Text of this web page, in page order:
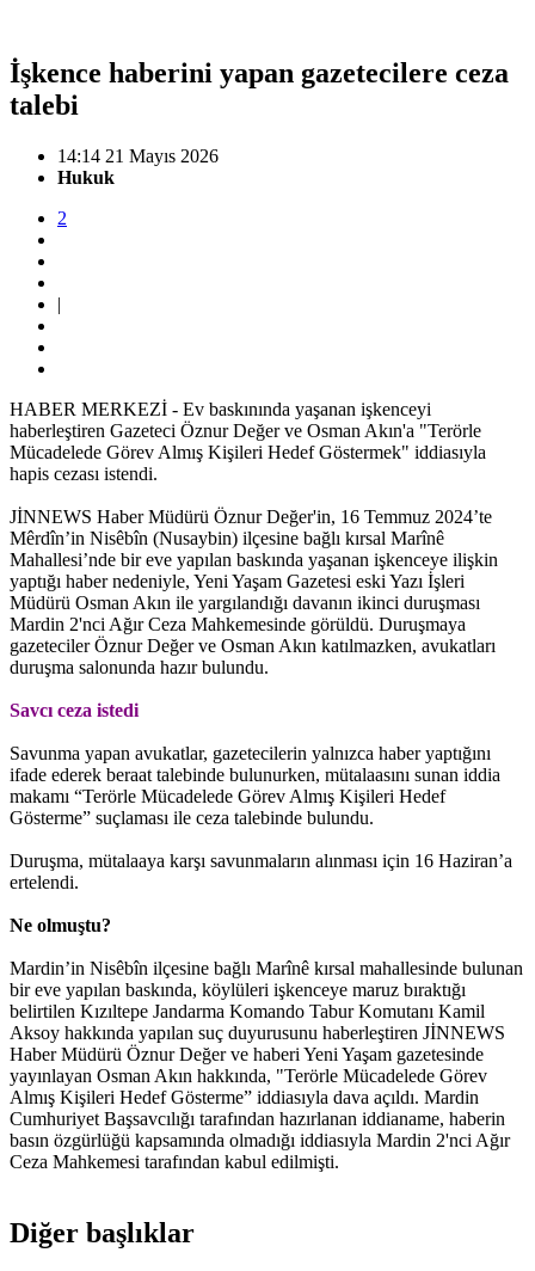
İşkence haberini yapan gazetecilere ceza
talebi
14:14 21 Mayıs 2026
Hukuk
2
|
HABER MERKEZİ - Ev baskınında yaşanan işkenceyi
haberleştiren Gazeteci Öznur Değer ve Osman Akın'a "Terörle
Mücadelede Görev Almış Kişileri Hedef Göstermek" iddiasıyla
hapis cezası istendi.
JİNNEWS Haber Müdürü Öznur Değer'in, 16 Temmuz 2024’te
Mêrdîn’in Nisêbîn (Nusaybin) ilçesine bağlı kırsal Marînê
Mahallesi’nde bir eve yapılan baskında yaşanan işkenceye ilişkin
yaptığı haber nedeniyle, Yeni Yaşam Gazetesi eski Yazı İşleri
Müdürü Osman Akın ile yargılandığı davanın ikinci duruşması
Mardin 2'nci Ağır Ceza Mahkemesinde görüldü. Duruşmaya
gazeteciler Öznur Değer ve Osman Akın katılmazken, avukatları
duruşma salonunda hazır bulundu.
Savcı ceza istedi
Savunma yapan avukatlar, gazetecilerin yalnızca haber yaptığını
ifade ederek beraat talebinde bulunurken, mütalaasını sunan iddia
makamı “Terörle Mücadelede Görev Almış Kişileri Hedef
Gösterme” suçlaması ile ceza talebinde bulundu.
Duruşma, mütalaaya karşı savunmaların alınması için 16 Haziran’a
ertelendi.
Ne olmuştu?
Mardin’in Nisêbîn ilçesine bağlı Marînê kırsal mahallesinde bulunan
bir eve yapılan baskında, köylüleri işkenceye maruz bıraktığı
belirtilen Kızıltepe Jandarma Komando Tabur Komutanı Kamil
Aksoy hakkında yapılan suç duyurusunu haberleştiren JİNNEWS
Haber Müdürü Öznur Değer ve haberi Yeni Yaşam gazetesinde
yayınlayan Osman Akın hakkında, "Terörle Mücadelede Görev
Almış Kişileri Hedef Gösterme” iddiasıyla dava açıldı. Mardin
Cumhuriyet Başsavcılığı tarafından hazırlanan iddianame, haberin
basın özgürlüğü kapsamında olmadığı iddiasıyla Mardin 2'nci Ağır
Ceza Mahkemesi tarafından kabul edilmişti.
Diğer başlıklar